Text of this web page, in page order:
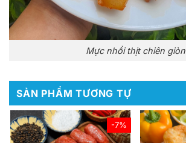
Mực nhồi thịt chiên giòn
SẢN PHẨM TƯƠNG TỰ
-7%